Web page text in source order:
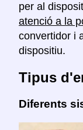
per al
atenció a la
convertidor i
dispositiu.
Tipus
Diferents